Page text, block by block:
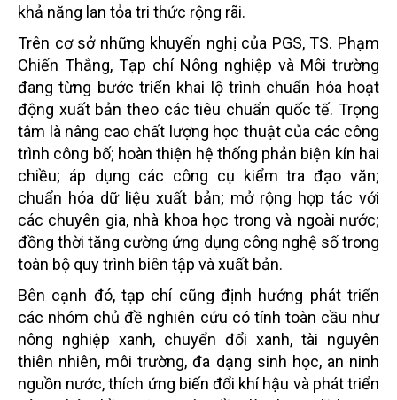
khả năng lan tỏa tri thức rộng rãi.
Trên cơ sở những khuyến nghị của PGS, TS. Phạm
Chiến Thắng, Tạp chí Nông nghiệp và Môi trường
đang từng bước triển khai lộ trình chuẩn hóa hoạt
động xuất bản theo các tiêu chuẩn quốc tế. Trọng
tâm là nâng cao chất lượng học thuật của các công
trình công bố; hoàn thiện hệ thống phản biện kín hai
chiều; áp dụng các công cụ kiểm tra đạo văn;
chuẩn hóa dữ liệu xuất bản; mở rộng hợp tác với
các chuyên gia, nhà khoa học trong và ngoài nước;
đồng thời tăng cường ứng dụng công nghệ số trong
toàn bộ quy trình biên tập và xuất bản.
Bên cạnh đó, tạp chí cũng định hướng phát triển
các nhóm chủ đề nghiên cứu có tính toàn cầu như
nông nghiệp xanh, chuyển đổi xanh, tài nguyên
thiên nhiên, môi trường, đa dạng sinh học, an ninh
nguồn nước, thích ứng biến đổi khí hậu và phát triển